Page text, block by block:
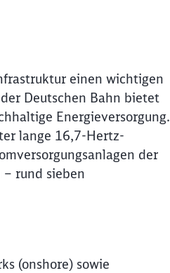
einen wichtigen
Deutschen Bahn bietet
Energieversorgung.
lange 16,7-Hertz-
der
rund sieben
(onshore) sowie